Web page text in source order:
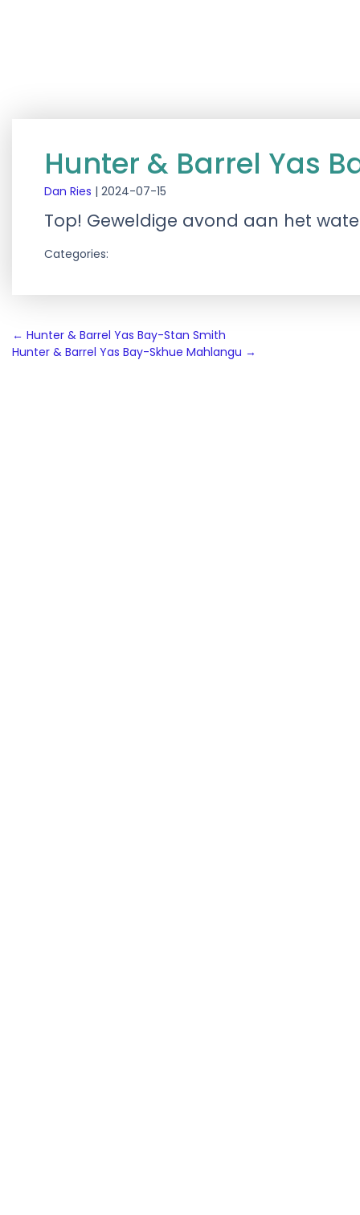
Hunter & Barrel Yas
Dan Ries | 2024-07-15
Top! Geweldige avond aan het
Categories:
Post
navigation
← Hunter & Barrel Yas Bay-Stan Smith
Hunter & Barrel Yas Bay-Skhue Mahlangu →